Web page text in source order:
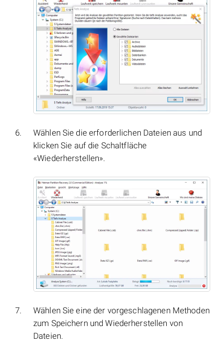
Wählen Sie die erforderlichen Dateien aus und
klicken Sie auf die Schaltfläche
«Wiederherstellen».
Wählen Sie eine der vorgeschlagenen Methoden
zum Speichern und Wiederherstellen von
Dateien.